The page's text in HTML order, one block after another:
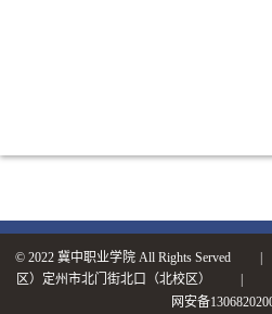
© 2022 冀中职业学院 All Rights Served
区）定州市北门街北口（北校区） |
网安备